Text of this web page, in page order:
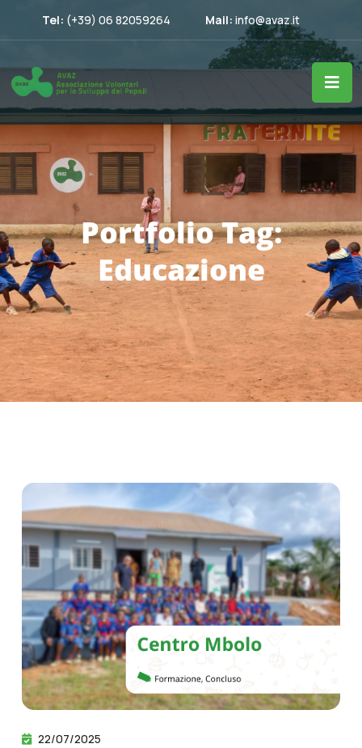
Tel: (+39) 06 82059264 Mail: info@avaz.it
Portfolio Tag:
Educazione
22/07/2025